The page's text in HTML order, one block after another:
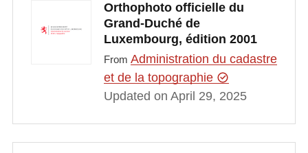
Orthophoto officielle du
Grand-Duché de
Luxembourg, édition 2001
From Administration du cadastre
et de la topographie
Updated on April 29, 2025